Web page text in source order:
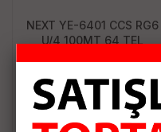
NEXT YE-6401 CCS RG6
U/4 100MT 64 TEL
859.50 TL